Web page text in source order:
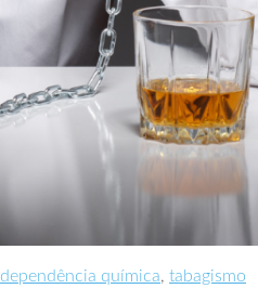
dependência química, tabagismo